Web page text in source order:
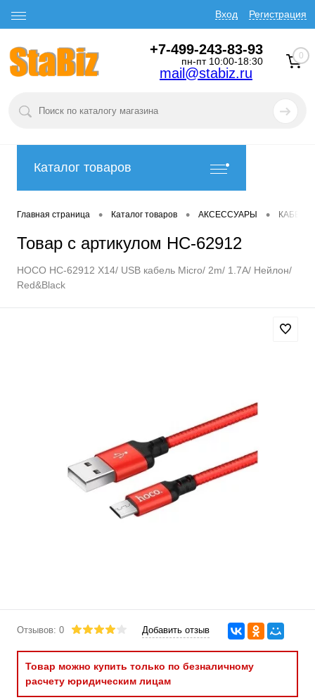
Вход Регистрация
+7-499-243-83-93
пн-пт 10:00-18:30
mail@stabiz.ru
0
Каталог товаров
Главная страница • Каталог товаров • АКСЕССУАРЫ •
Товар с артикулом HC-62912
HOCO HC-62912 X14/ USB кабель Micro/ 2m/ 1.7A/ Нейлон/
Red&Black
Отзывов: 0 Добавить отзыв
Товар можно купить только по безналичному
расчету юридическим лицам